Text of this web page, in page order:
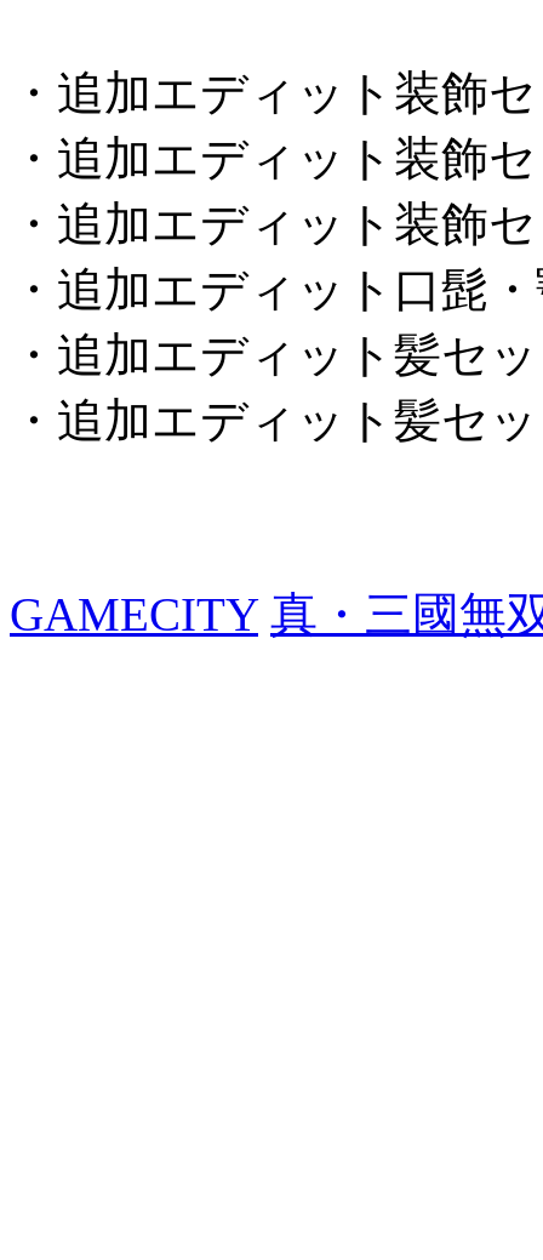
・追加エディット装飾
・追加エディット装飾
・追加エディット装飾
・追加エディット口髭
・追加エディット髪セ
・追加エディット髪セ
GAMECITY 真・三國無